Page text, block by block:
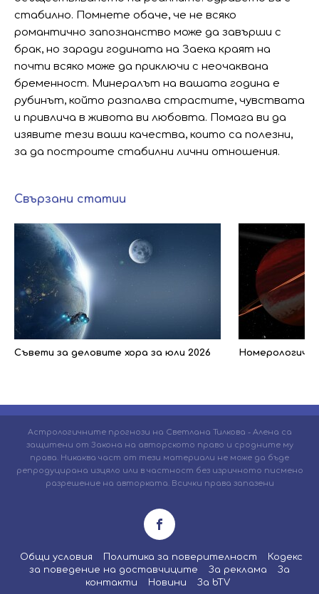
стабилно. Помнете обаче, че не всяко
романтично запознанство може да завърши с
брак, но заради годината на Заека краят на
почти всяко може да приключи с неочаквана
бременност. Минералът на вашата година е
рубинът, който разпалва страстите, чувствата
и привлича в живота ви любовта. Помага ви да
изявите тези ваши качества, които са полезни,
за да построите стабилни лични отношения.
Свързани статии
Съвети за деловите хора за юли 2026
Астрологичните прогнози на Светлана Тилкова - Алена са
защитени от Закона на авторското право и сродните му
права. Никаква част от тези материали не може да бъде
репродуцирана изцяло или в частност без изричното писмено
разрешение на авторката. Всички права запазени
Общи условия Политика за поверителност
Кодекс
за поведение на доставчиците
За реклама
За
контакти
Новини За bTV